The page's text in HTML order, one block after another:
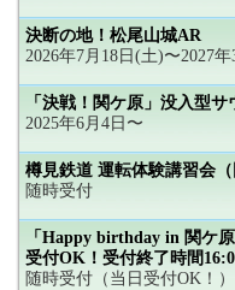
決断の地！松尾山城AR
2026年7月18日(土)〜2027年
「決戦！関ケ原」没入型
2025年6月4日〜
樽見鉄道 運転体験講習会（
随時受付
「Happy birthday in 関ケ
受付OK！受付終了時間
随時受付（当日受付OK！）